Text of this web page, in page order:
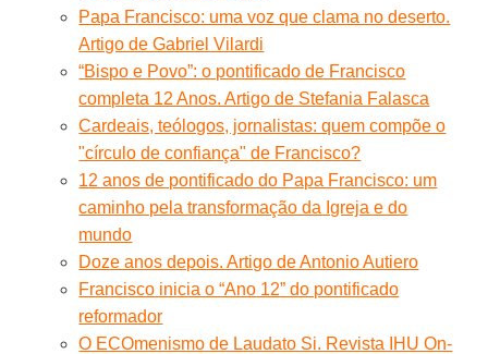
Papa Francisco: uma voz que clama no deserto.
Artigo de Gabriel Vilardi
“Bispo e Povo”: o pontificado de Francisco
completa 12 Anos. Artigo de Stefania Falasca
Cardeais, teólogos, jornalistas: quem compõe o
"círculo de confiança" de Francisco?
12 anos de pontificado do Papa Francisco: um
caminho pela transformação da Igreja e do
mundo
Doze anos depois. Artigo de Antonio Autiero
Francisco inicia o “Ano 12” do pontificado
reformador
O ECOmenismo de Laudato Si. Revista IHU On-